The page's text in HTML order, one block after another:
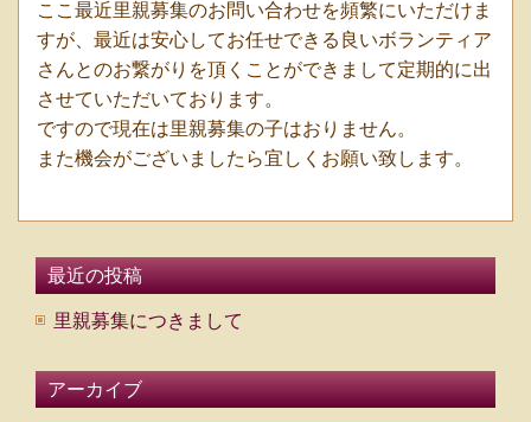
ここ最近里親募集のお問い合わせを頻繁にいただけま
すが、最近は安心してお任せできる良いボランティア
さんとのお繋がりを頂くことができまして定期的に出
させていただいております。
ですので現在は里親募集の子はおりません。
また機会がございましたら宜しくお願い致します。
最近の投稿
里親募集につきまして
アーカイブ